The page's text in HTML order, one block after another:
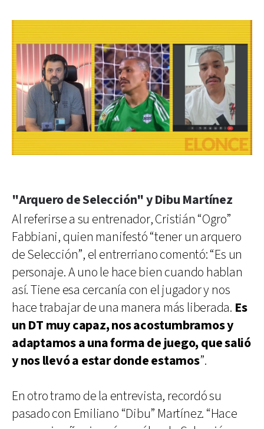
"Arquero de Selección" y Dibu Martínez
Al referirse a su entrenador, Cristián “Ogro”
Fabbiani, quien manifestó “tener un arquero
de Selección”, el entrerriano comentó: “Es un
personaje. A uno le hace bien cuando hablan
así. Tiene esa cercanía con el jugador y nos
hace trabajar de una manera más liberada. Es
un DT muy capaz, nos acostumbramos y
adaptamos a una forma de juego, que salió
y nos llevó a estar donde estamos”.
En otro tramo de la entrevista, recordó su
pasado con Emiliano “Dibu” Martínez. “Hace